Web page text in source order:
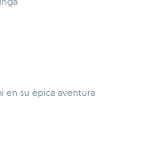
en su épica aventura